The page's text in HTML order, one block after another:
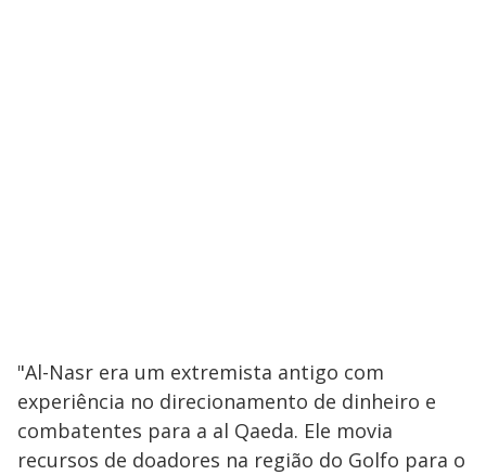
"Al-Nasr era um extremista antigo com
experiência no direcionamento de dinheiro e
combatentes para a al Qaeda. Ele movia
recursos de doadores na região do Golfo para o